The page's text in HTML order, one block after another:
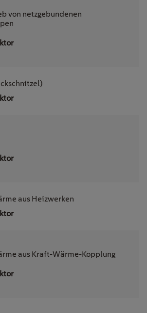
von netzgebundenen
aus Heizwerken
aus Kraft-Wärme-Kopplung